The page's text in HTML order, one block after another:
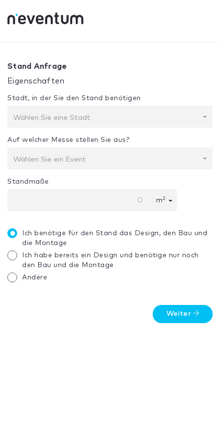
Ihre Auswahl: Design + Bau
Stand Anfrage
Eigenschaften
Stadt, in der Sie den Stand benötigen
Wählen Sie eine Stadt
Auf welcher Messe stellen Sie aus?
Wählen Sie ein Event
Standmaße
m2
Ich benötige für den Stand das Design, den Bau und
die Montage
Ich habe bereits ein Design und benötige nur noch
den Bau und die Montage
Andere
Weiter